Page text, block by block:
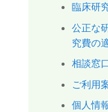
臨床研
公正な
究費の
相談窓
ご利用
個人情